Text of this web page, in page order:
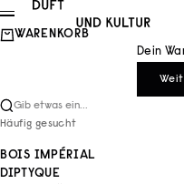
Zum Inhalt springen
Duft und Kultur
Menü
WARENKORB
Dein
Gib etwas ein...
Häufig gesucht
BOIS IMPÉRIAL
DIPTYQUE